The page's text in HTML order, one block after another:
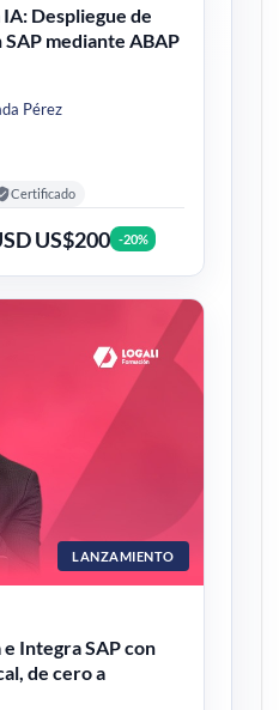
Despliegue de
mediante ABAP
Pérez
Certificado
US$200 -20%
LANZAMIENTO
Integra SAP con
de cero a